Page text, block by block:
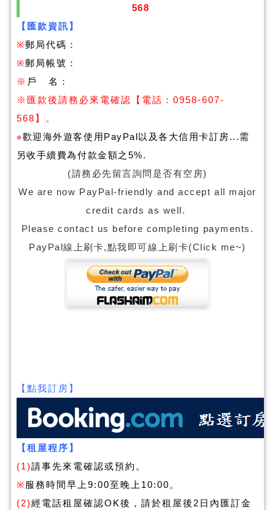
568
【匯款資訊】
※郵局代碼：
※郵局帳號：
※ 戶 名：
※ 匯款後請務必來電確認
【電話：0958-607-
568】。
※歡迎海外遊客使用PayPal以及各大信用卡訂房...需
另收手續費為付款金額之5%.
(請務必先留言詢問是否有空房)
We are now PayPal-friendly and accept all major
credit cards as well.
Please contact us before completing payments.
PayPal線上刷卡,點我即可線上刷卡(Click me~)
【點我訂房】
【租屋程序】
(1)請事先來電確認或預約。
※ 服務時間早上9:00至晚上10:00。
(2)經電話租屋確認OK後，請於租屋後2日內匯訂金